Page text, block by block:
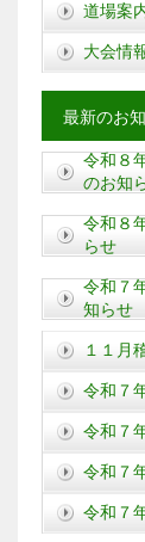
道場案
大会情
最新のお
令和８
のお知
令和８
らせ
令和７
知らせ
１１月
令和７
令和７
令和７
令和７